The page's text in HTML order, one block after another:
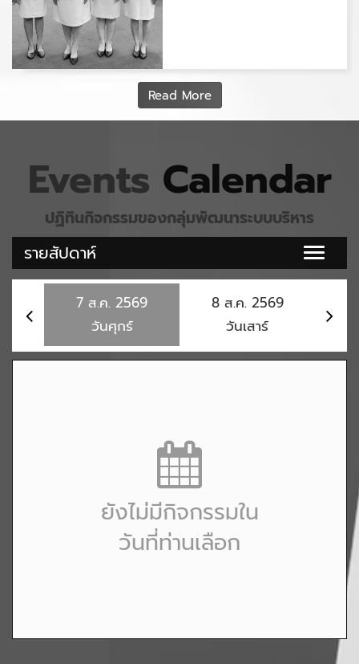
เฉลิม
พระชนมพรรษา
พระบาทสมเด็จ
Read More
Events Calendar
ปฏิทินกิจกรรมของกลุ่มพัฒนาระบบบริหาร
รายสัปดาห์
Toggle
7 ส.ค. 2569
วันศุกร์
8 ส.ค. 2569
วันเสาร์
ยังไม่มีกิจกรรมใน
วันที่ท่านเลือก